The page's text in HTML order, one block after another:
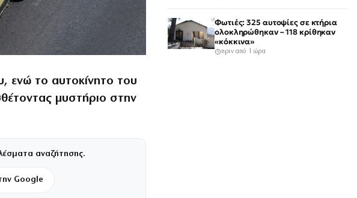
ενώ το αυτοκίνητο του
μυστήριο στην
αναζήτησης.
Google
Φωτιές: 325 αυτοψίες σε κτήρια
ολοκληρώθηκαν – 118 κρίθηκαν
«κόκκινα»
πριν από 1 ώρα